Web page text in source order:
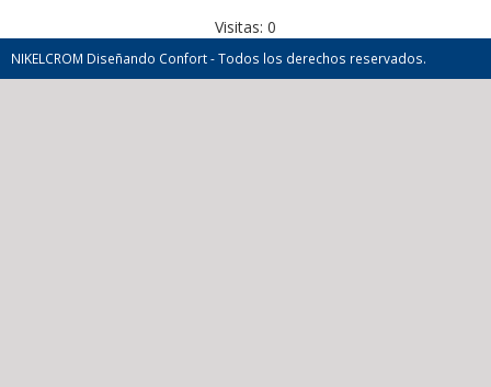
Visitas: 0
NIKELCROM Diseñando Confort - Todos los derechos reservados.